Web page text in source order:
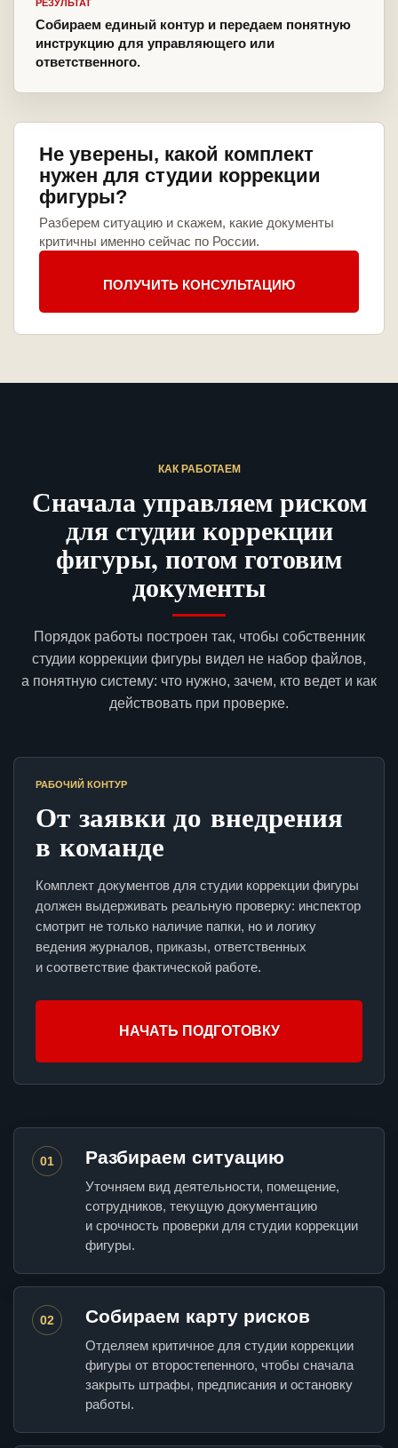
РЕЗУЛЬТАТ
Собираем единый контур и передаем понятную
инструкцию для управляющего или
ответственного.
Не уверены, какой комплект
нужен для студии коррекции
фигуры?
Разберем ситуацию и скажем, какие документы
критичны именно сейчас по России.
ПОЛУЧИТЬ КОНСУЛЬТАЦИЮ
КАК РАБОТАЕМ
Сначала управляем риском
для студии коррекции
фигуры, потом готовим
документы
Порядок работы построен так, чтобы собственник
студии коррекции фигуры видел не набор файлов,
а понятную систему: что нужно, зачем, кто ведет и как
действовать при проверке.
РАБОЧИЙ КОНТУР
От заявки до внедрения
в команде
Комплект документов для студии коррекции фигуры
должен выдерживать реальную проверку: инспектор
смотрит не только наличие папки, но и логику
ведения журналов, приказы, ответственных
и соответствие фактической работе.
НАЧАТЬ ПОДГОТОВКУ
01 Разбираем ситуацию
Уточняем вид деятельности, помещение,
сотрудников, текущую документацию
и срочность проверки для студии коррекции
фигуры.
02 Собираем карту рисков
Отделяем критичное для студии коррекции
фигуры от второстепенного, чтобы сначала
закрыть штрафы, предписания и остановку
работы.